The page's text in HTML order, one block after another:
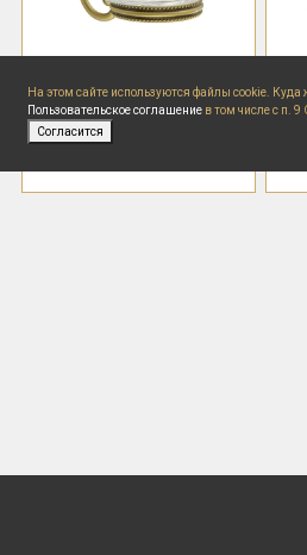
CLEOPATRA
Мыльница настенная
На этом сайте используются файлы cookie.
Пользовательское соглашениев том числе с п.
Согласится